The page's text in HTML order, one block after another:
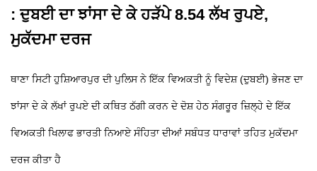
: ਦੁਬਈ ਦਾ ਝਾਂਸਾ ਦੇ ਕੇ ਹੜੱਪੇ 8.54 ਲੱਖ ਰੁਪਏ,
ਮੁਕੱਦਮਾ ਦਰਜ
ਥਾਣਾ ਸਿਟੀ ਹੁਸ਼ਿਆਰਪੁਰ ਦੀ ਪੁਲਿਸ ਨੇ ਇੱਕ ਵਿਅਕਤੀ ਨੂੰ ਵਿਦੇਸ਼ (ਦੁਬਈ) ਭੇਜਣ ਦਾ
ਝਾਂਸਾ ਦੇ ਕੇ ਲੱਖਾਂ ਰੁਪਏ ਦੀ ਕਥਿਤ ਠੱਗੀ ਕਰਨ ਦੇ ਦੋਸ਼ ਹੇਠ ਸੰਗਰੂਰ ਜ਼ਿਲ੍ਹੇ ਦੇ ਇੱਕ
ਵਿਅਕਤੀ ਖਿਲਾਫ ਭਾਰਤੀ ਨਿਆਏ ਸੰਹਿਤਾ ਦੀਆਂ ਸਬੰਧਤ ਧਾਰਾਵਾਂ ਤਹਿਤ ਮੁਕੱਦਮਾ
ਦਰਜ ਕੀਤਾ ਹੈ